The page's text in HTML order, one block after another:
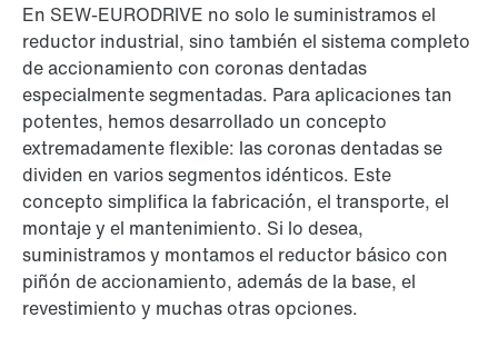
En SEW-EURODRIVE no solo le suministramos el
reductor industrial, sino también el sistema completo
de accionamiento con coronas dentadas
especialmente segmentadas. Para aplicaciones tan
potentes, hemos desarrollado un concepto
extremadamente flexible: las coronas dentadas se
dividen en varios segmentos idénticos. Este
concepto simplifica la fabricación, el transporte, el
montaje y el mantenimiento. Si lo desea,
suministramos y montamos el reductor básico con
piñón de accionamiento, además de la base, el
revestimiento y muchas otras opciones.